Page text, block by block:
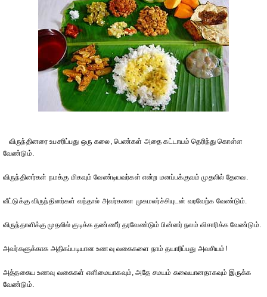
விருந்தினரை உபசரிப்பது ஒரு கலை, பெண்கள் அதை கட்டாயம் தெரிந்து கொள்ள
வேண்டும்.
விருந்தினர்கள் நமக்கு மிகவும் வேண்டியவர்கள் என்ற மனப்பக்குவம் முதலில் தேவை.
வீட்டுக்கு விருந்தினர்கள் வந்தால் அவர்களை முகமலர்ச்சியுடன் வரவேற்க வேண்டும்.
விருந்தாளிக்கு முதலில் குடிக்க தண்ணீர் தரவேண்டும் பின்னர் நலம் விசாரிக்க வேண்டும்.
அவர்களுக்காக அதிகப்படியான உணவு வகைகளை நாம் தயாரிப்பது அவசியம்!
அத்தகைய உணவு வகைகள் எளிமையாகவும், அதே சமயம் சுவையானதாகவும் இருக்க
வேண்டும்.